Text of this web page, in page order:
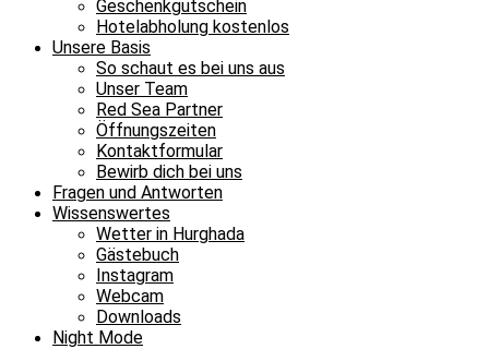
Geschenkgutschein
Hotelabholung kostenlos
Unsere Basis
So schaut es bei uns aus
Unser Team
Red Sea Partner
Öffnungszeiten
Kontaktformular
Bewirb dich bei uns
Fragen und Antworten
Wissenswertes
Wetter in Hurghada
Gästebuch
Instagram
Webcam
Downloads
Night Mode